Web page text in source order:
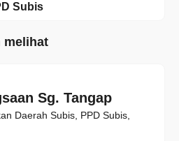
Subis
melihat
Sg. Tangap
Daerah Subis, PPD Subis,